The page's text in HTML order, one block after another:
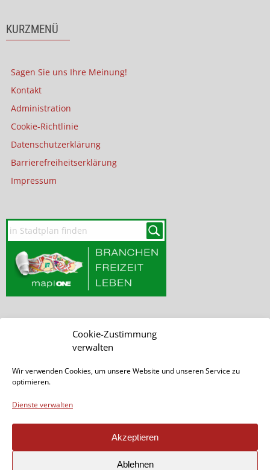
Cookie-Zustimmung
verwalten
Wir verwenden Cookies, um unsere Website und unseren Service zu
optimieren.
Dienste verwalten
Akzeptieren
Ablehnen
KURZMENÜ
Sagen Sie uns Ihre Meinung!
Kontakt
Administration
Cookie-Richtlinie
Datenschutzerklärung
Barrierefreiheitserklärung
Impressum
SEITE DURCHSUCHEN